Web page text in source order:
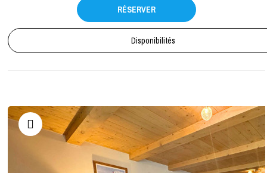
RÉSERVER
Disponibilités